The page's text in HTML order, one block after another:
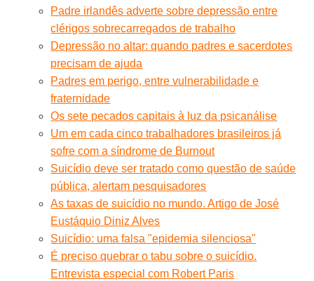
Padre irlandês adverte sobre depressão entre
clérigos sobrecarregados de trabalho
Depressão no altar: quando padres e sacerdotes
precisam de ajuda
Padres em perigo, entre vulnerabilidade e
fraternidade
Os sete pecados capitais à luz da psicanálise
Um em cada cinco trabalhadores brasileiros já
sofre com a síndrome de Burnout
Suicídio deve ser tratado como questão de saúde
pública, alertam pesquisadores
As taxas de suicídio no mundo. Artigo de José
Eustáquio Diniz Alves
Suicídio: uma falsa "epidemia silenciosa"
É preciso quebrar o tabu sobre o suicídio.
Entrevista especial com Robert Paris